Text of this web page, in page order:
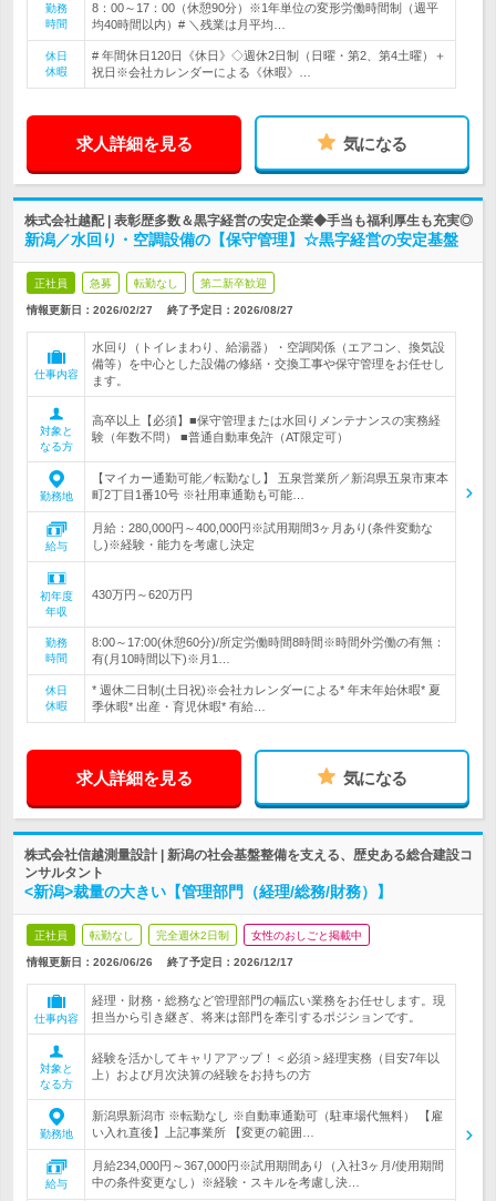
勤務
時間
8：00～17：00（休憩90分）※1年単位の変形労働時間制（週平
均40時間以内）# ＼残業は月平均…
休日
休暇
# 年間休日120日《休日》◇週休2日制（日曜・第2、第4土曜）＋
祝日※会社カレンダーによる《休暇》…
求人詳細を見る 気になる
株式会社越配 | 表彰歴多数＆黒字経営の安定企業◆手当も福利厚生も充実◎
新潟／水回り・空調設備の【保守管理】☆黒字経営の安定基盤
正社員 急募 転勤なし 第二新卒歓迎
情報更新日：2026/02/27 終了予定日： 2026/08/27
仕事内容
水回り（トイレまわり、給湯器）・空調関係（エアコン、換気設
備等）を中心とした設備の修繕・交換工事や保守管理をお任せし
ます。
対象と
なる方
高卒以上【必須】■保守管理または水回りメンテナンスの実務経
験（年数不問） ■普通自動車免許（AT限定可）
勤務地
【マイカー通勤可能／転勤なし】 五泉営業所／新潟県五泉市東本
町2丁目1番10号 ※社用車通勤も可能…
給与
月給：280,000円～400,000円※試用期間3ヶ月あり(条件変動な
し)※経験・能力を考慮し決定
初年度
年収
430万円～620万円
勤務
時間
8:00～17:00(休憩60分)/所定労働時間8時間※時間外労働の有無：
有(月10時間以下)※月1…
休日
休暇
* 週休二日制(土日祝)※会社カレンダーによる* 年末年始休暇* 夏
季休暇* 出産・育児休暇* 有給…
求人詳細を見る 気になる
株式会社信越測量設計 | 新潟の社会基盤整備を支える、歴史ある総合建設コ
ンサルタント
<新潟>裁量の大きい【管理部門（経理/総務/財務）】
正社員 転勤なし 完全週休2日制 女性のおしごと掲載中
情報更新日：2026/06/26 終了予定日： 2026/12/17
仕事内容
経理・財務・総務など管理部門の幅広い業務をお任せします。現
担当から引き継ぎ、将来は部門を牽引するポジションです。
対象と
なる方
経験を活かしてキャリアアップ！＜必須＞経理実務（目安7年以
上）および月次決算の経験をお持ちの方
勤務地
新潟県新潟市 ※転勤なし ※自動車通勤可（駐車場代無料） 【雇
い入れ直後】上記事業所 【変更の範囲…
給与
月給234,000円～367,000円※試用期間あり（入社3ヶ月/使用期間
中の条件変更なし）※経験・スキルを考慮し決…